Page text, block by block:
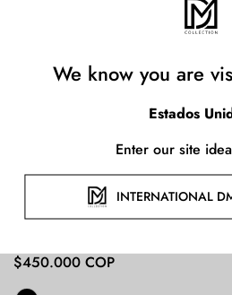
Precio
regular
$450.000 COP
Confirm
No, I'm not